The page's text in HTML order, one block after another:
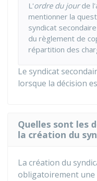
L'ordre du jourde
mentionner la
syndicat
du règlement de
répartition des
Le syndicat
lorsque la décision
Quelles sont les
la création du
La création du
obligatoirement